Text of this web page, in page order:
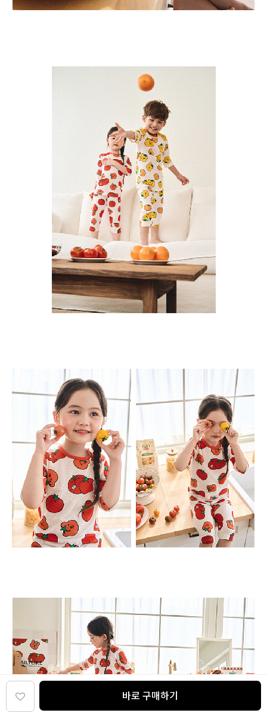
바로 구매하기